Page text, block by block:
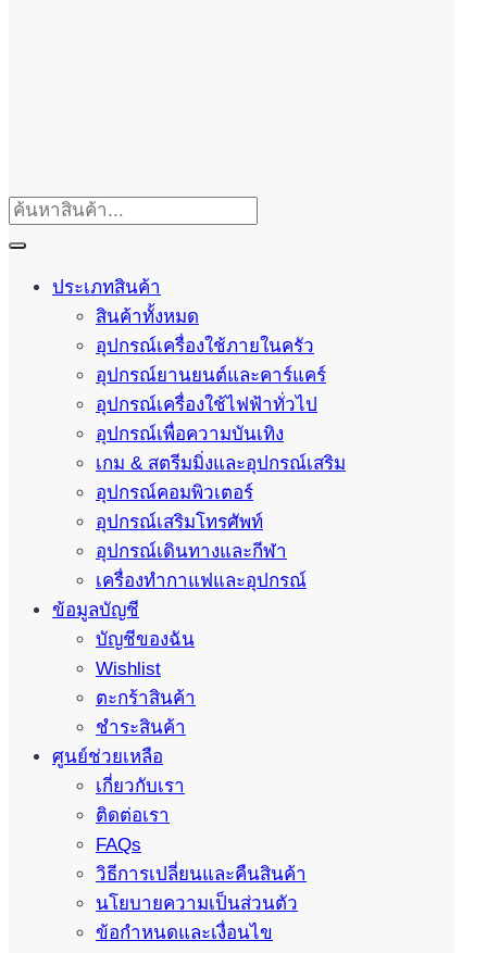
ประเภทสินค้า
สินค้าทั้งหมด
อุปกรณ์เครื่องใช้ภายในครัว
อุปกรณ์ยานยนต์และคาร์แคร์
อุปกรณ์เครื่องใช้ไฟฟ้าทั่วไป
อุปกรณ์เพื่อความบันเทิง
เกม & สตรีมมิ่งและอุปกรณ์เสริม
อุปกรณ์คอมพิวเตอร์
อุปกรณ์เสริมโทรศัพท์
อุปกรณ์เดินทางและกีฬา
เครื่องทำกาแฟและอุปกรณ์
ข้อมูลบัญชี
บัญชีของฉัน
Wishlist
ตะกร้าสินค้า
ชำระสินค้า
ศูนย์ช่วยเหลือ
เกี่ยวกับเรา
ติดต่อเรา
FAQs
วิธีการเปลี่ยนและคืนสินค้า
นโยบายความเป็นส่วนตัว
ข้อกำหนดและเงื่อนไข